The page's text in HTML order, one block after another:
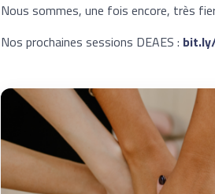
Nous sommes, une fois encore, très
Nos prochaines sessions DEAES :